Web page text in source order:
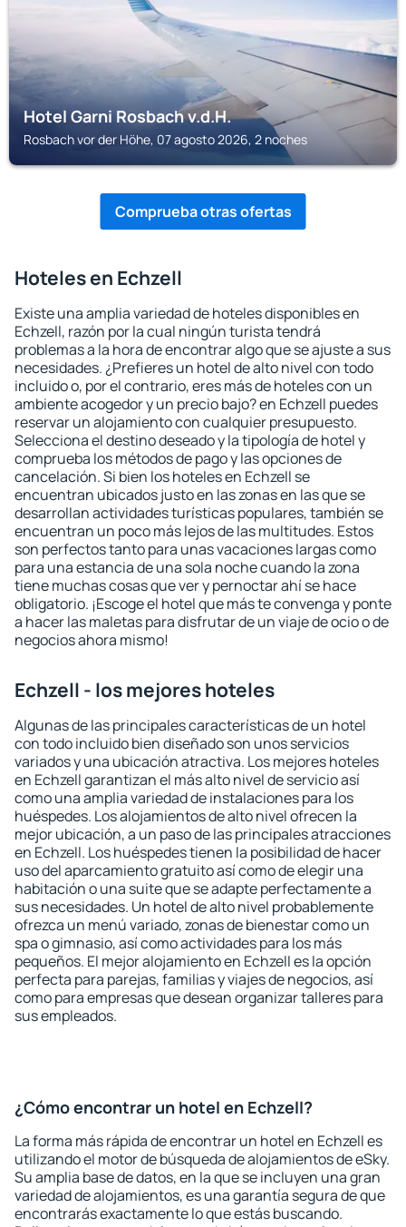
Hotel Garni Rosbach v.d.H.
Rosbach vor der Höhe, 07 agosto 2026, 2 noches
Comprueba otras ofertas
Hoteles en Echzell
Existe una amplia variedad de hoteles disponibles en
Echzell, razón por la cual ningún turista tendrá
problemas a la hora de encontrar algo que se ajuste a sus
necesidades. ¿Prefieres un hotel de alto nivel con todo
incluido o, por el contrario, eres más de hoteles con un
ambiente acogedor y un precio bajo? en Echzell puedes
reservar un alojamiento con cualquier presupuesto.
Selecciona el destino deseado y la tipología de hotel y
comprueba los métodos de pago y las opciones de
cancelación. Si bien los hoteles en Echzell se
encuentran ubicados justo en las zonas en las que se
desarrollan actividades turísticas populares, también se
encuentran un poco más lejos de las multitudes. Estos
son perfectos tanto para unas vacaciones largas como
para una estancia de una sola noche cuando la zona
tiene muchas cosas que ver y pernoctar ahí se hace
obligatorio. ¡Escoge el hotel que más te convenga y ponte
a hacer las maletas para disfrutar de un viaje de ocio o de
negocios ahora mismo!
Echzell - los mejores hoteles
Algunas de las principales características de un hotel
con todo incluido bien diseñado son unos servicios
variados y una ubicación atractiva. Los mejores hoteles
en Echzell garantizan el más alto nivel de servicio así
como una amplia variedad de instalaciones para los
huéspedes. Los alojamientos de alto nivel ofrecen la
mejor ubicación, a un paso de las principales atracciones
en Echzell. Los huéspedes tienen la posibilidad de hacer
uso del aparcamiento gratuito así como de elegir una
habitación o una suite que se adapte perfectamente a
sus necesidades. Un hotel de alto nivel probablemente
ofrezca un menú variado, zonas de bienestar como un
spa o gimnasio, así como actividades para los más
pequeños. El mejor alojamiento en Echzell es la opción
perfecta para parejas, familias y viajes de negocios, así
como para empresas que desean organizar talleres para
sus empleados.
¿Cómo encontrar un hotel en Echzell?
La forma más rápida de encontrar un hotel en Echzell es
utilizando el motor de búsqueda de alojamientos de eSky.
Su amplia base de datos, en la que se incluyen una gran
variedad de alojamientos, es una garantía segura de que
encontrarás exactamente lo que estás buscando.